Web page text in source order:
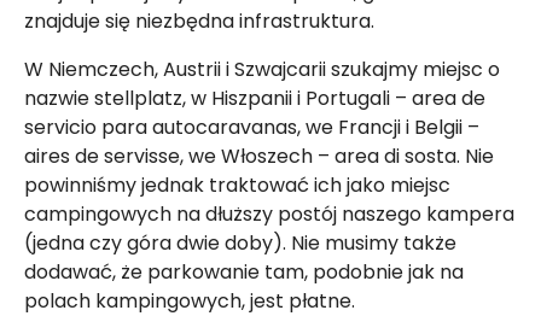
znajduje się niezbędna infrastruktura.
W Niemczech, Austrii i Szwajcarii szukajmy miejsc o
nazwie stellplatz, w Hiszpanii i Portugali – area de
servicio para autocaravanas, we Francji i Belgii –
aires de servisse, we Włoszech – area di sosta. Nie
powinniśmy jednak traktować ich jako miejsc
campingowych na dłuższy postój naszego kampera
(jedna czy góra dwie doby). Nie musimy także
dodawać, że parkowanie tam, podobnie jak na
polach kampingowych, jest płatne.